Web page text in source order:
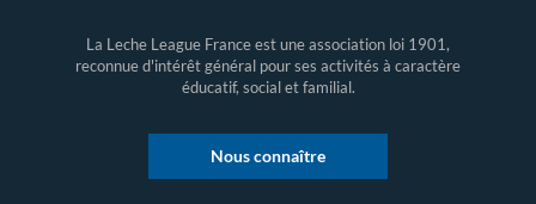
La Leche League France est une association loi 1901,
reconnue d'intérêt général pour ses activités à caractère
éducatif, social et familial.
Nous connaître